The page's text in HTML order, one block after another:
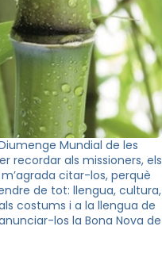
Mundial de les
recordar als missioners, els
m’agrada citar-los, perquè
de tot: llengua, cultura,
costums i a la llengua de
los la Bona Nova de